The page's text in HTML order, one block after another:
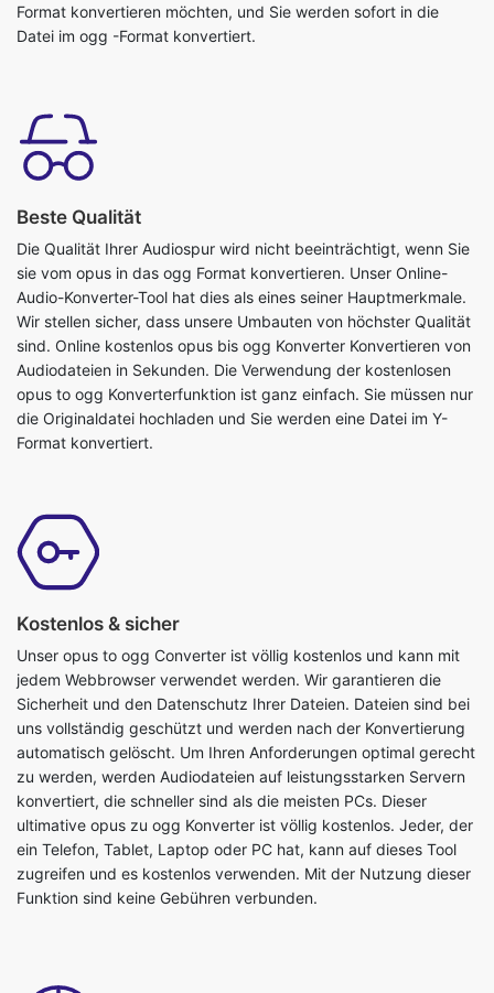
Beste Qualität
sie vom opus in das ogg Format konvertieren. Unser Online-
Wir stellen sicher, dass unsere Umbauten von höchster Qualität
sind. Online kostenlos opus bis ogg Konverter Konvertieren von
Audiodateien in Sekunden. Die Verwendung der kostenlosen
opus to ogg Konverterfunktion ist ganz einfach. Sie müssen nur
die Originaldatei hochladen und Sie werden eine Datei im Y-
Format konvertiert.
Kostenlos & sicher
Unser opus to ogg Converter ist völlig kostenlos und kann mit
jedem Webbrowser verwendet werden. Wir garantieren die
uns vollständig geschützt und werden nach der Konvertierung
automatisch gelöscht. Um Ihren Anforderungen optimal gerecht
zu werden, werden Audiodateien auf leistungsstarken Servern
konvertiert, die schneller sind als die meisten PCs. Dieser
ultimative opus zu ogg Konverter ist völlig kostenlos. Jeder, der
ein Telefon, Tablet, Laptop oder PC hat, kann auf dieses Tool
zugreifen und es kostenlos verwenden. Mit der Nutzung dieser
Funktion sind keine Gebühren verbunden.